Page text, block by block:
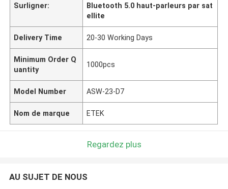
Surligner:
Bluetooth 5.0 haut-parleurs par sat
ellite
Delivery Time 20-30 Working Days
Minimum Order Q
uantity
1000pcs
Model Number ASW-23-D7
Nom de marque ETEK
Regardez plus
AU SUJET DE NOUS